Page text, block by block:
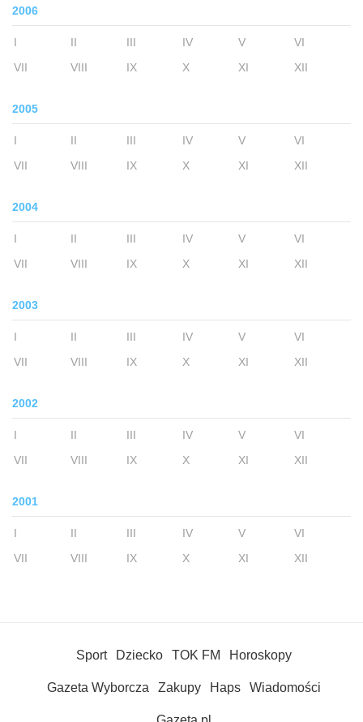
2006
I II III IV V
VI
VII
VIII IX X XI XII
2005
I II III IV V
VI
VII
VIII IX X XI XII
2004
I II III IV V
VI
VII
VIII IX X XI XII
2003
I II III IV V
VI
VII
VIII IX X XI XII
2002
I II III IV V
VI
VII
VIII IX X XI XII
2001
I II III IV V
VI
VII
VIII IX X XI XII
Sport Dziecko TOK FM Horoskopy
Gazeta Wyborcza Zakupy Haps Wiadomości